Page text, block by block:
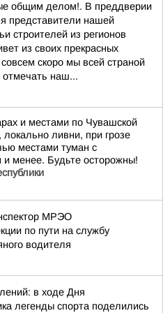
общим делом!. В преддверии
представители нашей
строителей из регионов
из своих прекрасных
скоро мы всей страной
отмечать наш...
и местами по Чувашской
ливни, при грозе
местами туман с
менее. Будьте осторожны!
МРЭО
по пути на службу
водителя
в ходе Дня
легенды спорта поделились